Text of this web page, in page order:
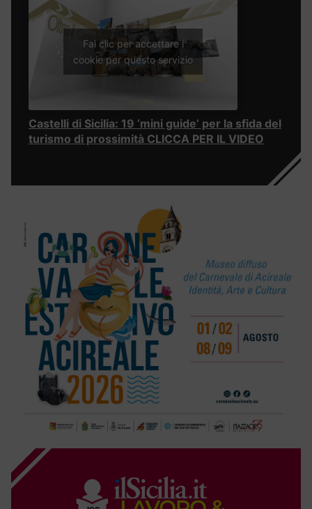
Fai clic per accettare i
cookie per questo servizio
Castelli di Sicilia: 19 ‘mini guide’ per la sfida del
turismo di prossimità CLICCA PER IL VIDEO